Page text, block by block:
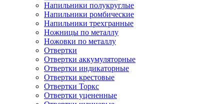
Напильники полукруглые
Напильники ромбические
Напильники трехгранные
Ножницы по металлу
Ножовки по металлу
Отвертки
Отвертки аккумуляторные
Отвертки индикаторные
Отвертки крестовые
Отвертки Торкс
Отвертки уцененные